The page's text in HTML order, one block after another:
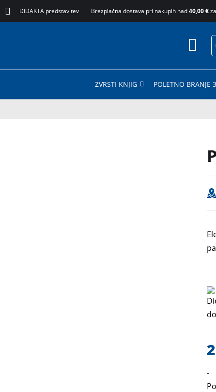
DIDAKTA predstavitev Brezplačna dostava pri nakupih nad40,00 €
ZVRSTI KNJIG POLETNO BRANJE
-